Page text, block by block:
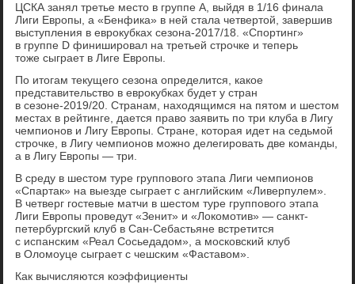
ЦСКА занял третье место в группе А, выйдя в 1/16 финала
Лиги Европы, а «Бенфика» в ней стала четвертой, завершив
выступления в еврокубках сезона-2017/18. «Спортинг»
в группе D финишировал на третьей строчке и теперь
тоже сыграет в Лиге Европы.
По итогам текущего сезона определится, какое
представительство в еврокубках будет у стран
в сезоне-2019/20. Странам, находящимся на пятом и шестом
местах в рейтинге, дается право заявить по три клуба в Лигу
чемпионов и Лигу Европы. Стране, которая идет на седьмой
строчке, в Лигу чемпионов можно делегировать две команды,
а в Лигу Европы — три.
В среду в шестом туре группового этапа Лиги чемпионов
«Спартак» на выезде сыграет с английским «Ливерпулем».
В четверг гостевые матчи в шестом туре группового этапа
Лиги Европы проведут «Зенит» и «Локомотив» — санкт-
петербургский клуб в Сан-Себастьяне встретится
с испанским «Реал Сосьедадом», а московский клуб
в Оломоуце сыграет с чешским «Фаставом».
Как вычисляются коэффициенты